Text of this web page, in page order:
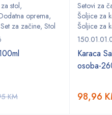
stol,
oprema,
Set za začine, Stol
KM
Setovi za
Šoljice za
Šoljice za
Karaca
osoba-
98,96